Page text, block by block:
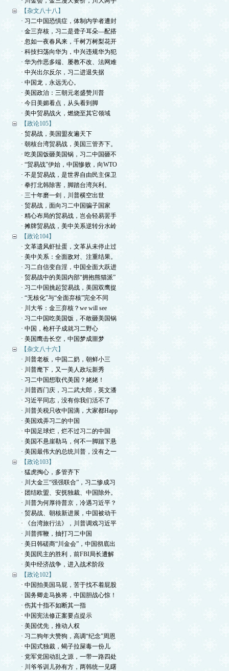
【杂文八十八】
· 习二中国恐惧症，体制内学者遭封
· 金三弃核，习二是聋子耳朵—配搭
· 忽如一夜春风来，千树万树梨花开
· 科技扫荡向华为，中兴违规华为犯
· 华为作恶多端、屡教不改、法网难
· 中兴出尔反尔，习二进退失据
· 中国龙，永远无心。
· 美国政治：三朝元老盛赞川普
· 今日美媚看点，从头看到脚
· 美中贸易战火，燃烧至其它领域
【政论105】
· 贸易战，美国盟友遍天下
· 朝核台湾贸易战，美国三管齐下。
· 吃美国饭砸美国锅，习二中国砸不
· “贸易战”伊始，中国惨败，向WTO
· 不是贸易战，是世界自由民主保卫
· 拳打北韩除害，脚踏台湾兴利。
· 三十年磨一剑，川普横空出世
· 贸易战，面向习二中国骗子国家
· 精心布局的贸易战，岂会轻易罢手
· 摊牌贸易战，美中关系逆转分水岭
【政论104】
· 文革遗风虾扯蛋，文革从未停止过
· 美中关系：全面敌对、注重结果。
· 习二自信变自淫，中国全面大跃进
· 贸易战中的美国内部“拥抱熊猫派”
· 习二中国挑起贸易战，美国双鹰捉
· “无核化”与“全面弃核”完全不同
· 川大爷：金三弃核？we will see
· 习二中国吃美国饭，不敢砸美国锅
· 中国，枪杆子成就习二野心
· 美国鹰击长空，中国梦成噩梦
【杂文八十六】
· 川普老板，中国二奶，朝鲜小三
· 川普麾下，又一美人政坛新秀
· 习二中国想取代美国？姥姥！
· 川普西门庆，习二武大郎，英文潘
· 习近平同志，没有你我们活不了
· 川普关税只收中国滴，大家都Happ
· 美国戏弄习二的中国
· 中国足球烂，烂不过习二的中国
· 美国不悬崖勒马，何不一脚踹下悬
· 美国最伟大的总统川普，没有之一
【政论103】
· 猛虎掏心，多管齐下
· 川大金三“强强联合”，习二惨成习
· 团结欧盟、安抚独裁、中国除外。
· 川普为何厚待普京，冷遇习近平？
· 贸易战、朝核新进展，中国被动干
· 《台湾旅行法》，川普调戏习近平
· 川普挥鞭，抽打习二中国
· 美日韩磋商“川金会”，中国彻底出
· 美国民主的胜利，前FBI局长遭解
· 美中经济战争，进入战术阶段
【政论102】
· 中国拍美国马屁，苦于找不着屁股
· 国务卿走马换将，中国胆战心惊！
· 伤其十指不如断其一指
· 中国宪法修正案要点提示
· 美国优先，推动人权
· 习二狗年大赞狗，高调“纪念”周恩
· 中国式独裁，蝎子拉屎毒一份儿
· 党军党国动乱之源，一带一路四处
· 川爷爷训儿孙有方，两韩统一见曙